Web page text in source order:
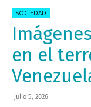
SOCIEDAD
en el
julio 5, 2026